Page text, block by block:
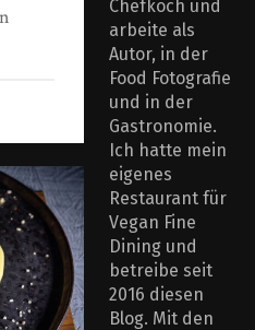
Chefkoch und
arbeite als
Autor, in der
Food Fotografie
und in der
Gastronomie.
Ich hatte mein
eigenes
Restaurant für
Vegan Fine
Dining und
betreibe seit
2016 diesen
Blog. Mit den